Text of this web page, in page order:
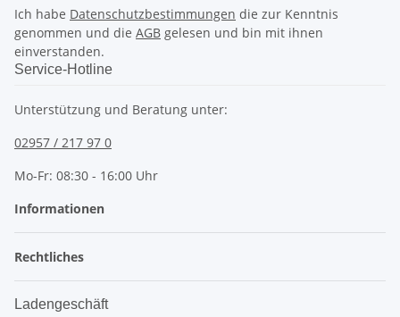
Ich habe Datenschutzbestimmungen die zur Kenntnis
genommen und die AGB gelesen und bin mit ihnen
einverstanden.
Service-Hotline
Unterstützung und Beratung unter:
02957 / 217 97 0
Mo-Fr: 08:30 - 16:00 Uhr
Informationen
Rechtliches
Ladengeschäft